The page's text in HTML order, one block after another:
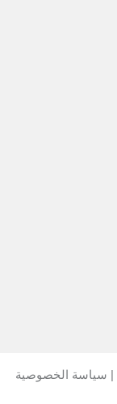
| سياسة الخصوصية